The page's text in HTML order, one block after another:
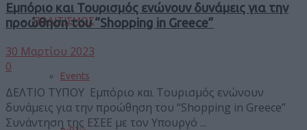
ΠΟΛΙΤΙΣΜΟΣ
Events
Εμπόριο και Τουρισμός ενώνουν δυνάμεις για την
προώθηση του “Shopping in Greece”
30 Μαρτίου 2023
0
ΔΕΛΤΙΟ ΤΥΠΟΥ Εμπόριο και Τουρισμός ενώνουν
δυνάμεις για την προώθηση του “Shopping in Greece”
Συνάντηση της ΕΣΕΕ με τον Υπουργό ...